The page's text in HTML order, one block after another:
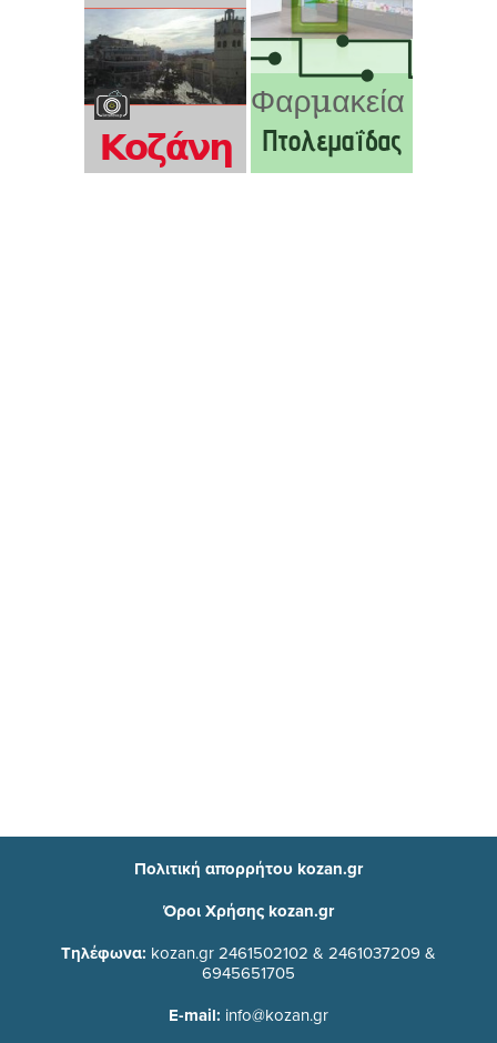
Πολιτική απορρήτου kozan.gr
Όροι Χρήσης kozan.gr
Τηλέφωνα: kozan.gr 2461502102 & 2461037209 &
6945651705
E-mail: info@kozan.gr